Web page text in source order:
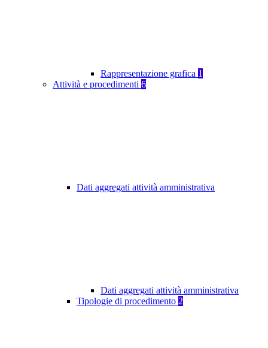
Rappresentazione grafica 1
Attività e procedimenti 6
Dati aggregati attività amministrativa
Dati aggregati attività amministrativa
Tipologie di procedimento 2